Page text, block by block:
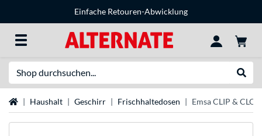
Einfache Retouren-Abwicklung
StartseiteHaushalt Geschirr Frischhaltedosen Emsa CLIP &